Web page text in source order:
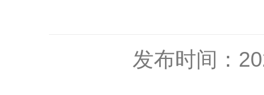
发布时间：